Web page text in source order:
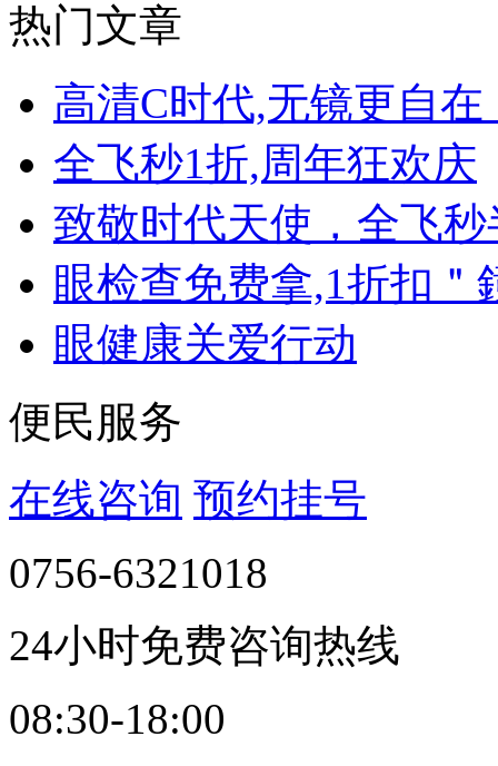
热门文章
高清C时代,无镜更自
全飞秒1折,周年狂欢庆
致敬时代天使，全飞秒
眼检查免费拿,1折扣＂
眼健康关爱行动
便民服务
在线咨询 预约挂号
0756-6321018
24小时免费咨询热线
08:30-18:00